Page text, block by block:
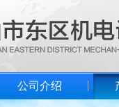
公司介绍